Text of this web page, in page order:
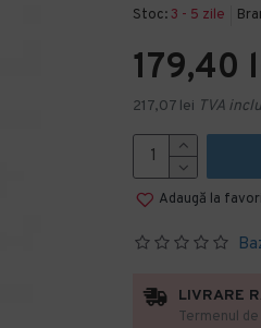
Stoc: 3 - 5 zile
179,40
217,07 lei TVA
Adaugă la
LIVRARE
Termenul